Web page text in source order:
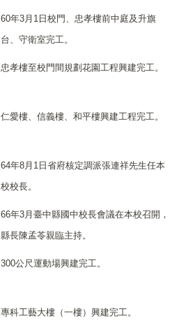
60年3月1日校門、忠孝樓前中庭及升旗
台、守衛室完工。
忠孝樓至校門間規劃花園工程興建完工。
仁愛樓、信義樓、和平樓興建工程完工。
64年8月1日省府核定調派張連祥先生任本
校校長。
66年3月臺中縣國中校長會議在本校召開，
縣長陳孟苓親臨主持。
300公尺運動場興建完工。
專科工藝大樓（一樓）興建完工。